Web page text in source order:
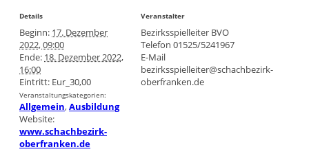
Details
Beginn: 17. Dezember
2022, 09:00
Ende: 18. Dezember 2022,
16:00
Eintritt: Eur_30,00
Veranstaltungskategorien:
Allgemein,Ausbildung
Website:
www.schachbezirk-
oberfranken.de
Veranstalter
Bezirksspielleiter BVO
Telefon 01525/5241967
E-Mail
bezirksspielleiter@schachbezirk-
oberfranken.de